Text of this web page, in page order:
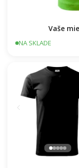
Vaše
NA SKLADE